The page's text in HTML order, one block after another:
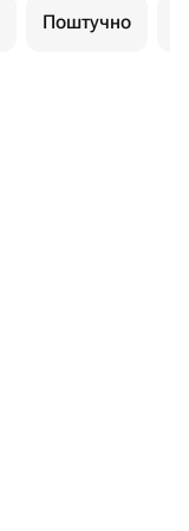
Поштучно